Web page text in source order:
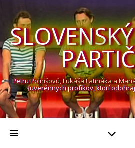
Petru Polnišovú, Lukáša Latináka a
suverénnych profíkov, ktorí